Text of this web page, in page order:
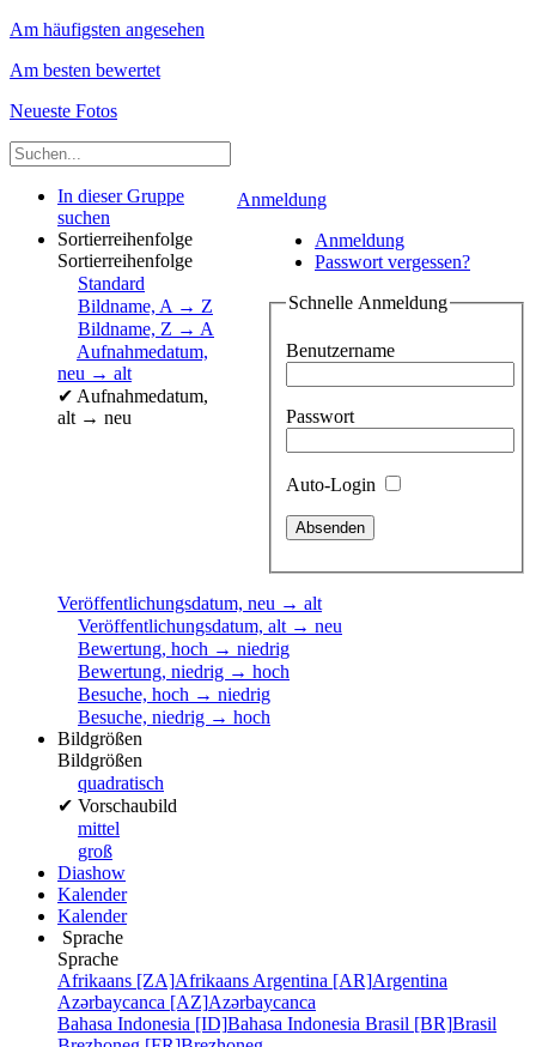
Am häufigsten angesehen
Am besten bewertet
Neueste Fotos
Anmeldung
Anmeldung
Passwort vergessen?
Schnelle Anmeldung
Benutzername
Passwort
Auto-Login
In dieser Gruppe
suchen
Sortierreihenfolge
Sortierreihenfolge
Standard
Bildname, A → Z
Bildname, Z → A
Aufnahmedatum,
neu → alt
✔ Aufnahmedatum,
alt → neu
Veröffentlichungsdatum, neu → alt
Veröffentlichungsdatum, alt → neu
Bewertung, hoch → niedrig
Bewertung, niedrig → hoch
Besuche, hoch → niedrig
Besuche, niedrig → hoch
Bildgrößen
Bildgrößen
quadratisch
✔ Vorschaubild
mittel
groß
Diashow
Kalender
Kalender
Sprache
Sprache
Afrikaans [ZA]Afrikaans Argentina [AR]Argentina
Azərbaycanca [AZ]Azərbaycanca
Bahasa Indonesia [ID]Bahasa Indonesia Brasil [BR]Brasil